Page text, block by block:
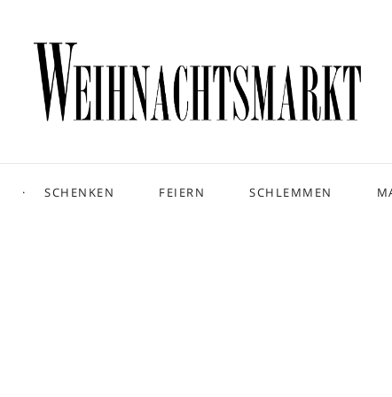
SCHENKEN FEIERN SCHLEMMEN